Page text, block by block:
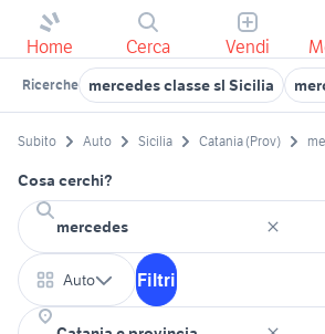
Home Cerca Vendi
Ricerche mercedes classe sl Sicilia
Subito Auto Sicilia Catania (Prov)
Cosa cerchi?
Auto Filtri